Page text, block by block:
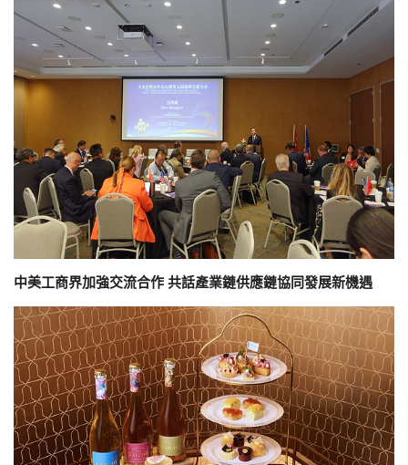
中美工商界加強交流合作 共話產業鏈供應鏈協同發展新機遇